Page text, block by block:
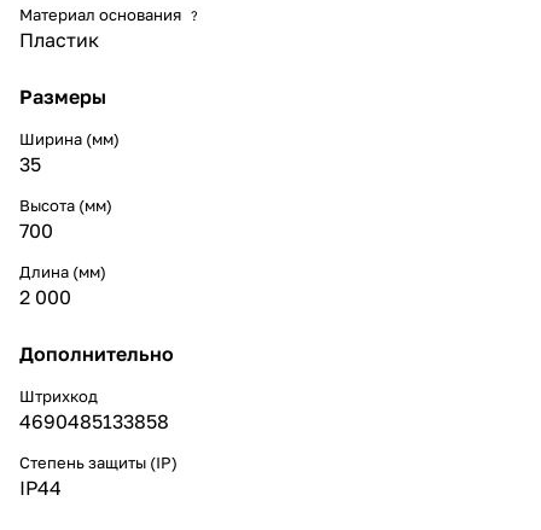
Материал основания ?
Пластик
Размеры
Ширина (мм)
35
Высота (мм)
700
Длина (мм)
2 000
Дополнительно
Штрихкод
4690485133858
Степень защиты (IP)
IP44